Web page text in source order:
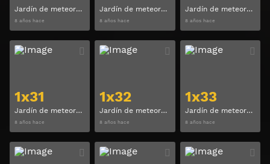
Jardín de meteoros (Meteor Garden) Temporada 1 Capitulo 28
8 años hace
Jardín de meteoros (Meteor Garden) Temporada 1 Capitulo 29
8 años hace
Jardín de meteoros (Meteor Garden) Temporada 1 Capitulo 30
8 años hace
1x31
Jardín de meteoros (Meteor Garden) Temporada 1 Capitulo 31
8 años hace
Ver
1x32
Jardín de meteoros (Meteor Garden) Temporada 1 Capitulo 32
8 años hace
Ver
1x33
Jardín de meteoros (Meteor Garden) Temporada 1 Capitulo 33
8 años hace
Ver Ver